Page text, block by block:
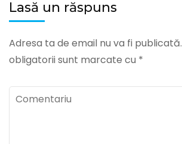
Lasă un răspuns
Adresa ta de email nu va fi publicată.
obligatorii sunt marcate cu *
Comentariu